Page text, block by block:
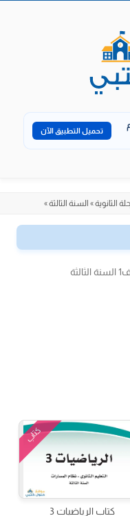
تحميل التطبيق الآن
الثانوية» السنة الثالثة»
كتاب
كتاب الرياضيات 3